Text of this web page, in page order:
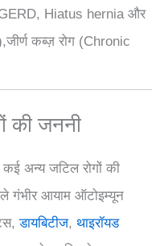
Hiatus hernia और
कब्ज़ रोग (Chronic
की जननी
कई अन्य जटिल रोगों की
गंभीर आयाम ऑटोइम्यून
डायबिटीज, थाइरॉयड